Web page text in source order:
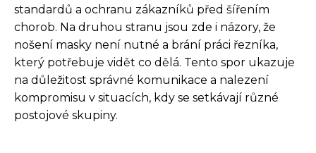
standardů a ochranu zákazníků před šířením
chorob. Na druhou stranu jsou zde i názory, že
nošení masky není nutné a brání práci řezníka,
který potřebuje vidět co dělá. Tento spor ukazuje
na důležitost správné komunikace a nalezení
kompromisu v situacích, kdy se setkávají různé
postojové skupiny.